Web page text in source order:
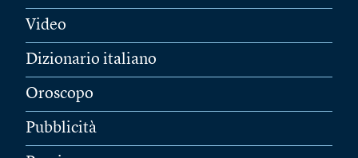
Video
Dizionario italiano
Oroscopo
Pubblicità